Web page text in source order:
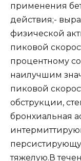
применения
действия;-
физической
пиковой
процентному
наилучшим
пиковой
обструкции,
бронхиальная
тяжелую.В